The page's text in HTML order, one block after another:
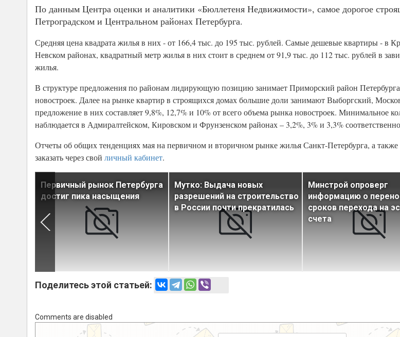
По данным Центра оценки и аналитики «Бюллетеня Недвижимости», самое дорогое
Петроградском и Центральном районах Петербурга.
Средняя цена квадрата жилья в них - от 166,4 тыс. до 195 тыс. рублей. Самые дешевые квартиры - в
Невском районах, квадратный метр жилья в них стоит в среднем от 91,9 тыс. до 112 тыс. рублей в
жилья.
В структуре предложения по районам лидирующую позицию занимает Приморский район
новостроек. Далее на рынке квартир в строящихся домах большие доли занимают Выборгский,
предложение в них составляет 9,8%, 12,7% и 10% от всего объема рынка новостроек. Минимальное
наблюдается в Адмиралтейском, Кировском и Фрунзенском районах – 3,2%, 3% и 3,3%
Отчеты об общих тенденциях мая на первичном и вторичном рынке жилья Санкт-Петербурга, а
заказать через свой личный кабинет.
Первичный рынок Петербурга
достиг пика насыщения
Мутко: Выдача новых
разрешений на строительство
в России почти прекратилась
Минстрой опроверг
информацию о
сроков перехода на
счета
Поделитесь этой статьей:
Comments are disabled